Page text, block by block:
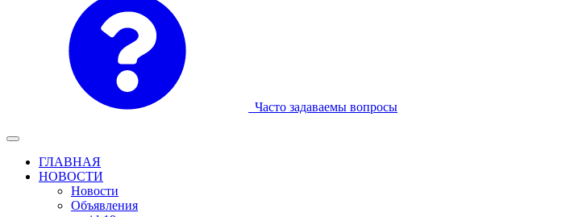
Часто задаваемы вопросы
ГЛАВНАЯ
НОВОСТИ
Новости
Объявления